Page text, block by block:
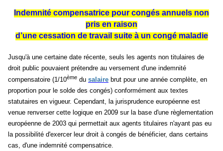
Indemnité compensatrice pour congés annuels non
pris en raison
d’une cessation de travail suite à un congé maladie
Jusqu'à une certaine date récente, seuls les agents non titulaires de
droit public pouvaient prétendre au versement d'une indemnité
compensatoire (1/10ème du salaire brut pour une année complète, en
proportion pour le solde des congés) conformément aux textes
statutaires en vigueur. Cependant, la jurisprudence européenne est
venue renverser cette logique en 2009 sur la base d'une règlementation
européenne de 2003 qui permettait aux agents titulaires n'ayant pas eu
la possibilité d'exercer leur droit à congés de bénéficier, dans certains
cas, d'une indemnité compensatrice.